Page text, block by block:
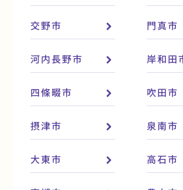
交野市 門真市
河内長野市 岸和田
四條畷市 吹田市
摂津市 泉南市
大東市 高石市